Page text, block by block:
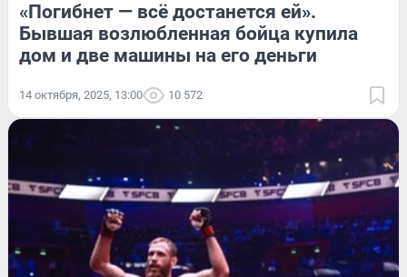
«Погибнет — всё достанется ей».
Бывшая возлюбленная бойца купила
дом и две машины на его деньги
14 октября, 2025, 13:00 10 572